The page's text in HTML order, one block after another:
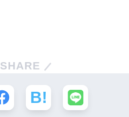
SHARE